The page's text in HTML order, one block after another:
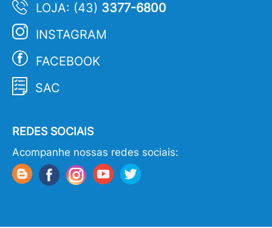
LOJA: (43) 3377-6800
INSTAGRAM
FACEBOOK
SAC
REDES SOCIAIS
Acompanhe nossas redes sociais: